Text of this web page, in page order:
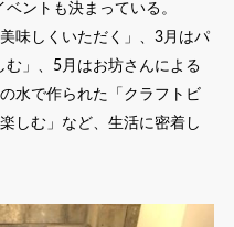
ントも決まっている。
味しくいただく」、3月はパ
む」、5月はお坊さんによる
水で作られた「クラフトビ
しむ」など、生活に密着し